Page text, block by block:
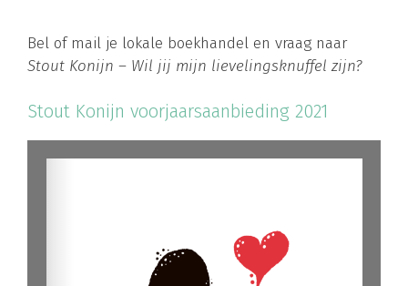
Bel of mail je lokale boekhandel en vraag naar
Stout Konijn – Wil jij mijn lievelingsknuffel zijn?
Stout Konijn voorjaarsaanbieding 2021